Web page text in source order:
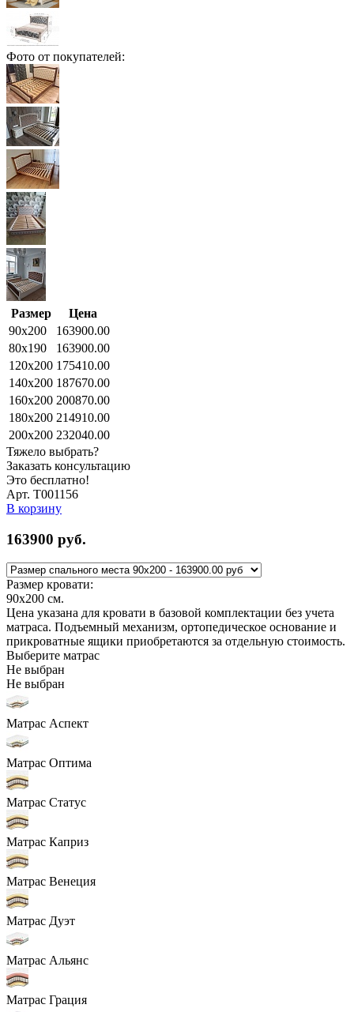
Фото от покупателей:
Размер
Цена
90x200
163900.00
80x190
163900.00
120x200 175410.00
140x200 187670.00
160x200 200870.00
180x200 214910.00
200x200 232040.00
Тяжело выбрать?
Заказать консультацию
Это бесплатно!
Арт. Т001156
В корзину
163900 руб.
Размер кровати:
90x200 см.
Цена указана для кровати в базовой комплектации без учета
матраса. Подъемный механизм, ортопедическое основание и
прикроватные ящики приобретаются за отдельную стоимость.
Выберите матрас
Не выбран
Не выбран
Матрас Аспект
Матрас Оптима
Матрас Статус
Матрас Каприз
Матрас Венеция
Матрас Дуэт
Матрас Альянс
Матрас Грация